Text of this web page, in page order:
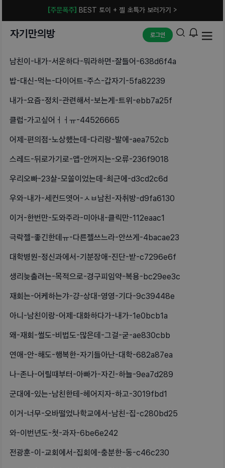
[주문폭주] BEST 토이 + 젤 초특가 보러가기 >
자기만의방 로그인
남친이-내가-서운하다-뭐라하면-잘들어-638d6f4a
밥-대신-먹는-다이어트-주스-갑자기-5fa82239
내가-요즘-정치-관련해서-보는게-트위-ebb7a25f
클럽-가고싶어ㅓㅓㅠ-44526665
어제-편의점-노상했는데-다리랑-발에-aea752cb
스레드-뒤로가기로-앱-안꺼지는-오류-236f9018
우리오빠-23살-모쏠이었는데-최근에-d3cd2c6d
우와-내가-세컨드엿어-ㅅㅂ남친-자취방-d9fa6130
이거-한번만-도와주라-미아내-클릭만-112eaac1
극락젤-좋긴한데ㅠ-다른젤쓰느라-안쓰게-4bacae23
대학병원-정신과에서-기분장애-진단-받-c7296e6f
생리늦출려는-목적으로-경구피임약-복용-bc29ee3c
재회는-어케하는갸-걍-상대-영영-기다-9c39448e
아니-남친이랑-어제-대화하다가-내가-1e0bcb1a
왜-재회-썰도-비법도-많은데-그걸-굳-ae830cbb
연애-안-해도-행복한-자기들아난-대학-682a87ea
나-존나-어릴때부터-아빠가-자긴-하늘-9ea7d289
군대에-있는-남친한테-헤어지자-하고-3019fbd1
이거-너무-오바떨었나학교에서-남친-집-c280bd25
와-이번년도-첫-과자-6be6e242
전광훈-이-교회에서-집회에-충분한-동-c46c230